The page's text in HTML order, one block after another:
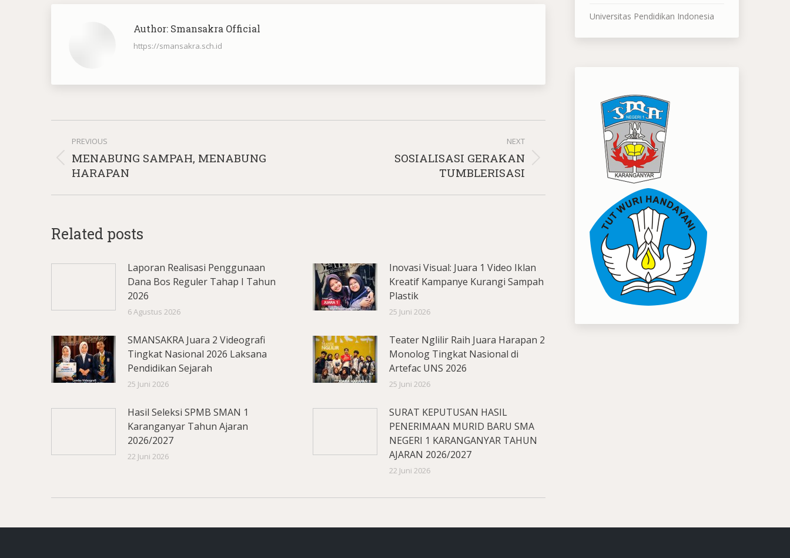
Author: Smansakra Official
https://smansakra.sch.id
Post
navigation
PREVIOUS
Previous
post:
MENABUNG SAMPAH, MENABUNG
HARAPAN
NEXT
SOSIALISASI GERAKAN
TUMBLERISASI
Related posts
Laporan Realisasi Penggunaan
Dana Bos Reguler Tahap I Tahun
2026
6 Agustus 2026
Inovasi Visual: Juara 1 Video Iklan
Kreatif Kampanye Kurangi Sampah
Plastik
25 Juni 2026
SMANSAKRA Juara 2 Videografi
Tingkat Nasional 2026 Laksana
Pendidikan Sejarah
25 Juni 2026
Teater Nglilir Raih Juara Harapan 2
Monolog Tingkat Nasional di
Artefac UNS 2026
25 Juni 2026
Hasil Seleksi SPMB SMAN 1
Karanganyar Tahun Ajaran
2026/2027
22 Juni 2026
SURAT KEPUTUSAN HASIL
PENERIMAAN MURID BARU SMA
NEGERI 1 KARANGANYAR TAHUN
AJARAN 2026/2027
22 Juni 2026
Universitas Pendidikan Indonesia